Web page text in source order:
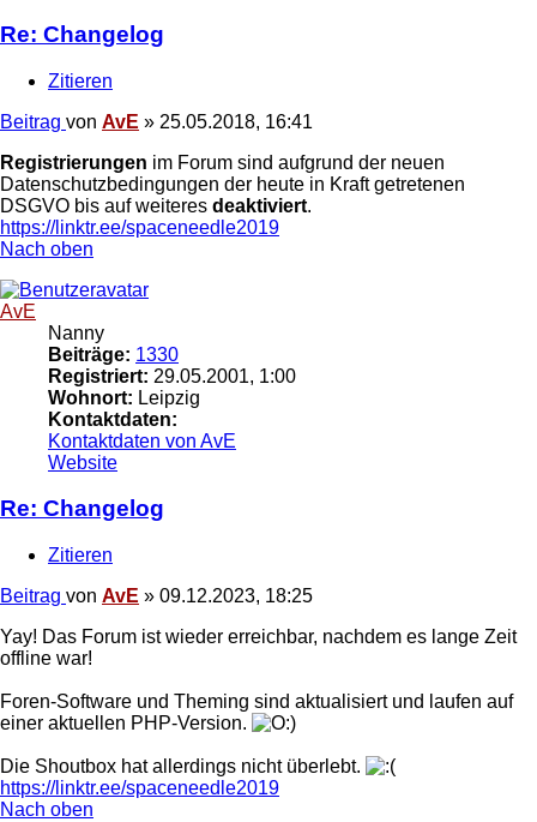
Re: Changelog
Zitieren
Beitrag von AvE » 25.05.2018, 16:41
Registrierungen im Forum sind aufgrund der neuen
Datenschutzbedingungen der heute in Kraft getretenen
DSGVO bis auf weiteres deaktiviert.
https://linktr.ee/spaceneedle2019
Nach oben
AvE
Nanny
Beiträge: 1330
Registriert: 29.05.2001, 1:00
Wohnort: Leipzig
Kontaktdaten:
Kontaktdaten von AvE
Website
Re: Changelog
Zitieren
Beitrag von AvE » 09.12.2023, 18:25
Yay! Das Forum ist wieder erreichbar, nachdem es lange Zeit
offline war!
Foren-Software und Theming sind aktualisiert und laufen auf
einer aktuellen PHP-Version.
Die Shoutbox hat allerdings nicht überlebt.
https://linktr.ee/spaceneedle2019
Nach oben